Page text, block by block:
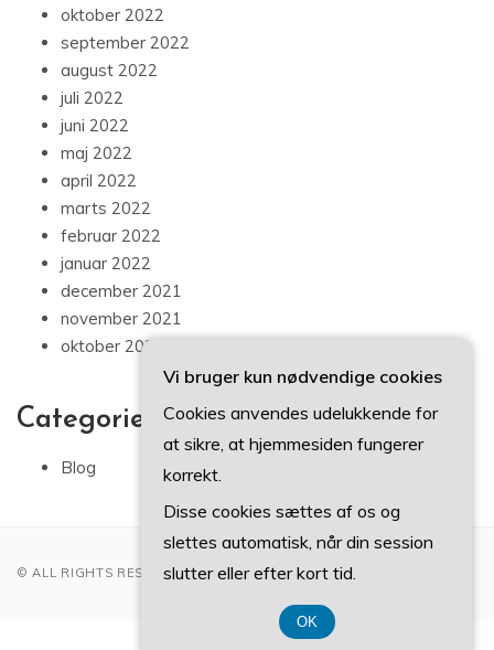
oktober 2022
september 2022
august 2022
juli 2022
juni 2022
maj 2022
april 2022
marts 2022
februar 2022
januar 2022
december 2021
november 2021
oktober 2021
Categories
Blog
© ALL RIGHTS RESERVED 2022
Vi bruger kun nødvendige cookies
Cookies anvendes udelukkende for
at sikre, at hjemmesiden fungerer
korrekt.
Disse cookies sættes af os og
slettes automatisk, når din session
slutter eller efter kort tid.
OK